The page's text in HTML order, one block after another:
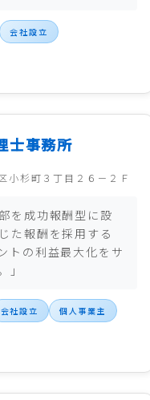
会社設立
士事務所
小杉町３丁目２６－２Ｆ
を成功報酬型に設
た報酬を採用する
トの利益最大化をサ
」
会社設立
個人事業主